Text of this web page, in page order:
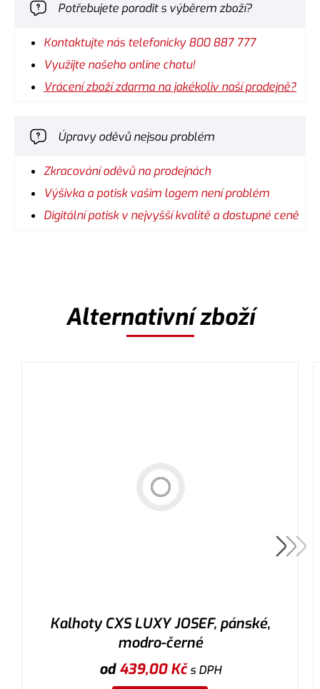
Potřebujete poradit s výběrem zboží?
Kontaktujte nás telefonicky 800 887 777
Využijte našeho online chatu!
Vrácení zboží zdarma na jakékoliv naší prodejně?
Úpravy oděvů nejsou problém
Zkracování oděvů na prodejnách
Výšivka a potisk vašim logem není problém
Digitální potisk v nejvyšší kvalitě a dostupné ceně
Alternativní zboží
Kalhoty CXS LUXY JOSEF, pánské,
modro-černé
od439,00Kčs DPH